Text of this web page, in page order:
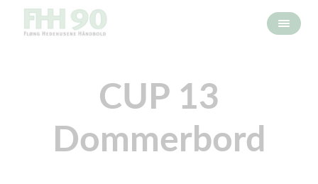
CUP 13
Dommerbord